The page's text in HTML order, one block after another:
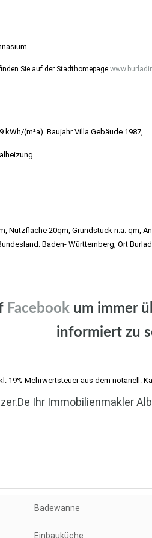
Sie auf der Stadthomepage
(m²a). Baujahr Villa Gebäude 1987,
Nutzfläche 20qm, Grundstück n.a. qm,
Baden- Württemberg, Ort
Facebook um immer
informiert zu
19% Mehrwertsteuer aus dem notariell.
Ihr Immobilienmakler
Badewanne
Einbauküche